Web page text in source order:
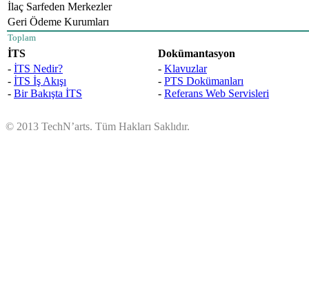
İlaç Sarfeden Merkezler
Geri Ödeme Kurumları
Toplam
İTS
Dokümantasyon
- İTS Nedir?
- İTS İş Akışı
- Bir Bakışta İTS
- Klavuzlar
- PTS Dokümanları
- Referans Web Servisleri
© 2013 TechN’arts. Tüm Hakları Saklıdır.